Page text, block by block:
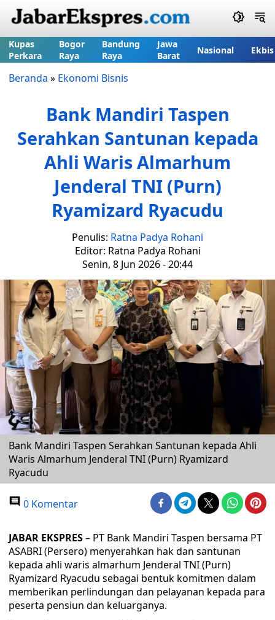
Kupas
Perkara
Bogor
Raya
Bandung
Raya
Jawa
Barat
Nasional Ekbis
Beranda » Ekonomi Bisnis
Bank Mandiri Taspen
Serahkan Santunan kepada
Ahli Waris Almarhum
Jenderal TNI (Purn)
Ryamizard Ryacudu
Penulis: Ratna Padya Rohani
Editor: Ratna Padya Rohani
Senin, 8 Jun 2026 - 20:44
Bank Mandiri Taspen Serahkan Santunan kepada Ahli
Waris Almarhum Jenderal TNI (Purn) Ryamizard
Ryacudu
0 Komentar
JABAR EKSPRES– PT Bank Mandiri Taspen bersama PT
ASABRI (Persero) menyerahkan hak dan santunan
kepada ahli waris almarhum Jenderal TNI (Purn)
Ryamizard Ryacudu sebagai bentuk komitmen dalam
memberikan perlindungan dan pelayanan kepada para
peserta pensiun dan keluarganya.